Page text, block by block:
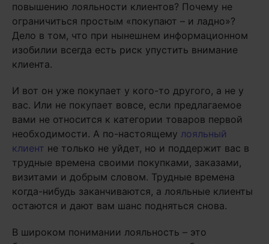
повышению лояльности клиентов? Почему не
ограничиться простым «покупают – и ладно»?
Дело в том, что при нынешнем информационном
изобилии всегда есть риск упустить внимание
клиента.
И вот он уже покупает у кого-то другого, а не у
вас. Или не покупает вовсе, если предлагаемое
вами не относится к категории товаров первой
необходимости. А по-настоящему лояльный
клиент не только не уйдет, но и поддержит вас в
трудные времена своими покупками, заказами,
визитами и добрым словом. Трудные времена
когда-нибудь заканчиваются, а лояльные клиенты
остаются и дают вам шанс подняться снова.
В широком понимании лояльность – это